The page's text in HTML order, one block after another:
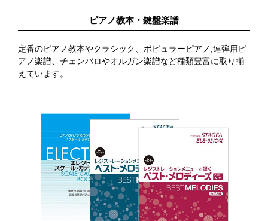
ピアノ教本・鍵盤楽譜
定番のピアノ教本やクラシック、ポピュラーピアノ,連弾用ピ
アノ楽譜、チェンバロやオルガン楽譜など種類豊富に取り揃
えています。